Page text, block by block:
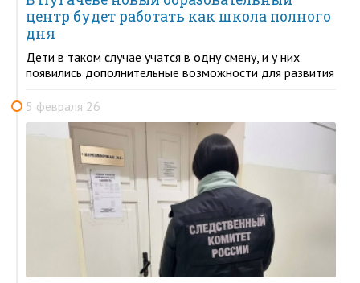
центр будет работать как школа полного
дня
Дети в таком случае учатся в одну смену, и у них
появились дополнительные возможности для развития
5 февраля 26